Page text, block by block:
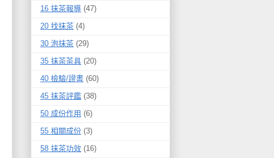
16 抹茶報導 (47)
20 找抹茶 (4)
30 泡抹茶 (29)
35 抹茶茶具 (20)
40 檢驗/證書 (60)
45 抹茶評鑑 (38)
50 成份作用 (6)
55 相關成份 (3)
58 抹茶功效 (16)